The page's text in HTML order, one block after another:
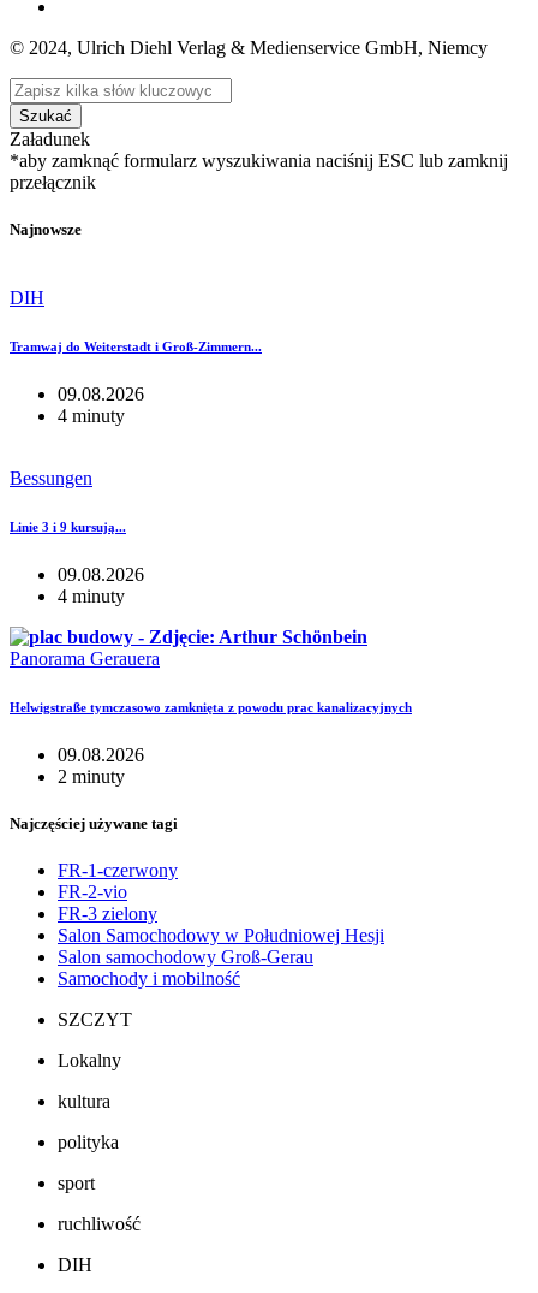
© 2024, Ulrich Diehl Verlag & Medienservice GmbH, Niemcy
Szukać
Załadunek
*aby zamknąć formularz wyszukiwania naciśnij ESC lub zamknij
przełącznik
Najnowsze
DIH
Tramwaj do Weiterstadt i Groß-Zimmern...
09.08.2026
4 minuty
Bessungen
Linie 3 i 9 kursują...
09.08.2026
4 minuty
Panorama Gerauera
Helwigstraße tymczasowo zamknięta z powodu prac kanalizacyjnych
09.08.2026
2 minuty
Najczęściej używane tagi
FR-1-czerwony
FR-2-vio
FR-3 zielony
Salon Samochodowy w Południowej Hesji
Salon samochodowy Groß-Gerau
Samochody i mobilność
SZCZYT
Lokalny
kultura
polityka
sport
ruchliwość
DIH